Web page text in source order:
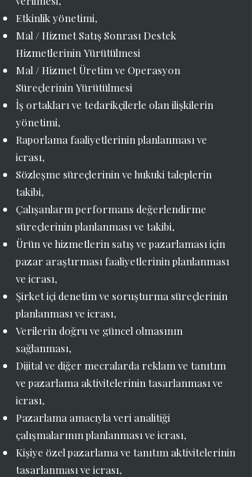
Etkinlik yönetimi,
Mal / Hizmet Satış Sonrası Destek
Hizmetlerinin Yürütülmesi
Mal / Hizmet Üretim ve Operasyon
Süreçlerinin Yürütülmesi
İş ortakları ve tedarikçilerle olan ilişkilerin
yönetimi,
Raporlama faaliyetlerinin planlanması ve
icrası,
Sözleşme süreçlerinin ve hukuki taleplerin
takibi,
Çalışanların performans değerlendirme
süreçlerinin planlanması ve takibi,
Ürün ve hizmetlerin satış ve pazarlaması için
pazar araştırması faaliyetlerinin planlanması
ve icrası,
Şirket içi denetim ve soruşturma süreçlerinin
planlanması ve icrası,
Verilerin doğru ve güncel olmasının
sağlanması,
Dijital ve diğer mecralarda reklam ve tanıtım
ve pazarlama aktivitelerinin tasarlanması ve
icrası,
Pazarlama amacıyla veri analitiği
çalışmalarının planlanması ve icrası,
Kişiye özel pazarlama ve tanıtım aktivitelerinin
tasarlanması ve icrası,